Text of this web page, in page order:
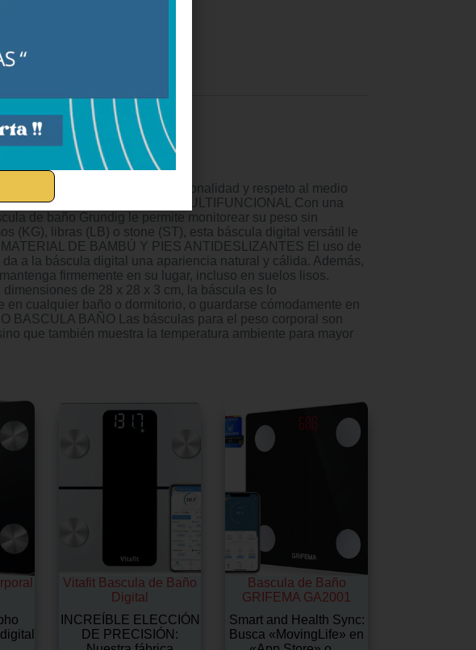
combinación perfecta de funcionalidad y respeto al medio
PESO CORPORAL MULTIFUNCIONAL Con una
de baño Grundig le permite monitorear su peso sin
(KG), libras (LB) o stone (ST), esta báscula digital versátil le
DE BAMBÚ Y PIES ANTIDESLIZANTES El uso de
a la báscula digital una apariencia natural y cálida. Además,
firmemente en su lugar, incluso en suelos lisos.
de 28 x 28 x 3 cm, la báscula es lo
cualquier baño o dormitorio, o guardarse cómodamente en
BASCULA BAÑO Las básculas para el peso corporal son
que también muestra la temperatura ambiente para mayor
Vitafit Bascula de Baño
Digital
INCREÍBLE ELECCIÓN
DE PRECISIÓN:
Bascula de Baño
GRIFEMA GA2001
Smart and Health Sync:
Busca «MovingLife» en